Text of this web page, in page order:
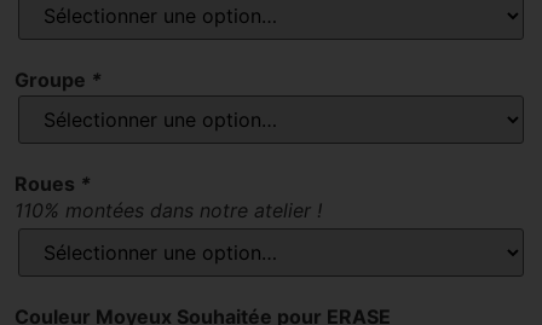
Groupe *
Roues *
110% montées dans notre atelier !
Couleur Moyeux Souhaitée pour ERASE